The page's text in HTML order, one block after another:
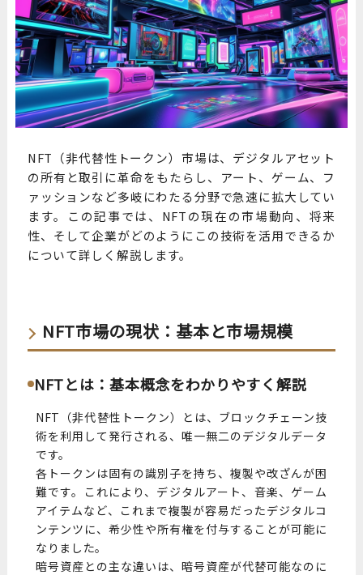
NFT（非代替性トークン）市場は、デジタルアセット
の所有と取引に革命をもたらし、アート、ゲーム、フ
ァッションなど多岐にわたる分野で急速に拡大してい
ます。この記事では、NFTの現在の市場動向、将来
性、そして企業がどのようにこの技術を活用できるか
について詳しく解説します。
NFT市場の現状：基本と市場規模
NFTとは：基本概念をわかりやすく解説
NFT（非代替性トークン）とは、ブロックチェーン技
術を利用して発行される、唯一無二のデジタルデータ
です。
各トークンは固有の識別子を持ち、複製や改ざんが困
難です。これにより、デジタルアート、音楽、ゲーム
アイテムなど、これまで複製が容易だったデジタルコ
ンテンツに、希少性や所有権を付与することが可能に
なりました。
暗号資産との主な違いは、暗号資産が代替可能なのに